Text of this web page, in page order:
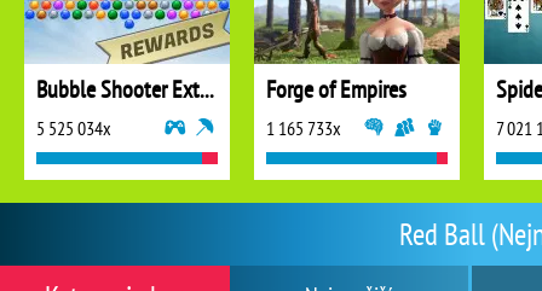
Red Ball
Bubble Shooter Extreme
5 525 034x
Forge of Empires
1 165 733x 7 021